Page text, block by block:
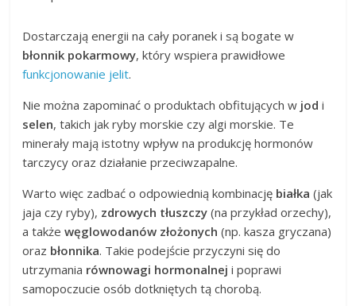
Dostarczają energii na cały poranek i są bogate w
błonnik pokarmowy, który wspiera prawidłowe
funkcjonowanie jelit.
Nie można zapominać o produktach obfitujących w jod i
selen, takich jak ryby morskie czy algi morskie. Te
minerały mają istotny wpływ na produkcję hormonów
tarczycy oraz działanie przeciwzapalne.
Warto więc zadbać o odpowiednią kombinację białka (jak
jaja czy ryby), zdrowych tłuszczy (na przykład orzechy),
a takżewęglowodanów złożonych (np. kasza gryczana)
oraz błonnika. Takie podejście przyczyni się do
utrzymania równowagi hormonalnej i poprawi
samopoczucie osób dotkniętych tą chorobą.